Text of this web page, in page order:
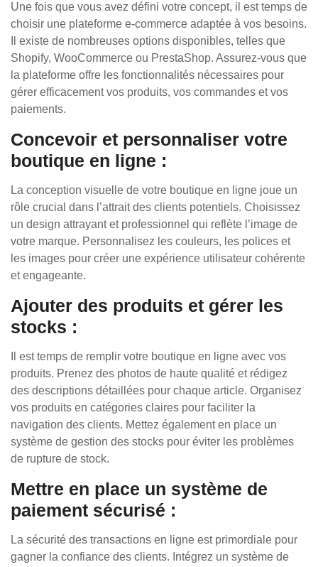
Une fois que vous avez défini votre concept, il est temps de
choisir une plateforme e-commerce adaptée à vos besoins.
Il existe de nombreuses options disponibles, telles que
Shopify, WooCommerce ou PrestaShop. Assurez-vous que
la plateforme offre les fonctionnalités nécessaires pour
gérer efficacement vos produits, vos commandes et vos
paiements.
Concevoir et personnaliser votre
boutique en ligne :
La conception visuelle de votre boutique en ligne joue un
rôle crucial dans l’attrait des clients potentiels. Choisissez
un design attrayant et professionnel qui reflète l’image de
votre marque. Personnalisez les couleurs, les polices et
les images pour créer une expérience utilisateur cohérente
et engageante.
Ajouter des produits et gérer les
stocks :
Il est temps de remplir votre boutique en ligne avec vos
produits. Prenez des photos de haute qualité et rédigez
des descriptions détaillées pour chaque article. Organisez
vos produits en catégories claires pour faciliter la
navigation des clients. Mettez également en place un
système de gestion des stocks pour éviter les problèmes
de rupture de stock.
Mettre en place un système de
paiement sécurisé :
La sécurité des transactions en ligne est primordiale pour
gagner la confiance des clients. Intégrez un système de